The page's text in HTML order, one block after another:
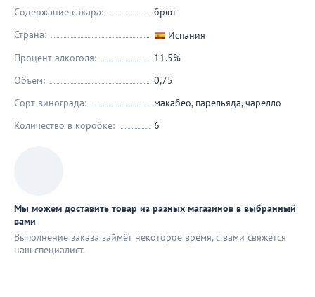
Содержание сахара:
брют
Страна:
Испания
Процент алкоголя:
11.5%
Объем:
0,75
Сорт винограда:
макабео, парельяда,чарелло
Количество в коробке:
6
Мы можем доставить товар из разных магазинов в выбранный
вами
Выполнение заказа займёт некоторое время, с вами свяжется
наш специaлист.